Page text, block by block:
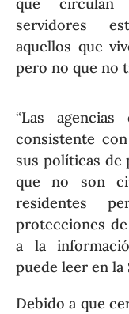
servidores
aquellos que
pero no que no
“Las
consistente
sus políticas de
que no son
residentes
protecciones
a la
puede leer en la
Debido a que